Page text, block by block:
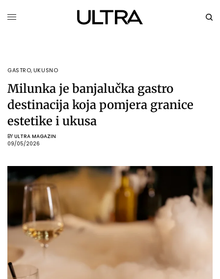
GASTRO,UKUSNO
Milunka je banjalučka gastro
destinacija koja pomjera granice
estetike i ukusa
BY ULTRA MAGAZIN
09/05/2026